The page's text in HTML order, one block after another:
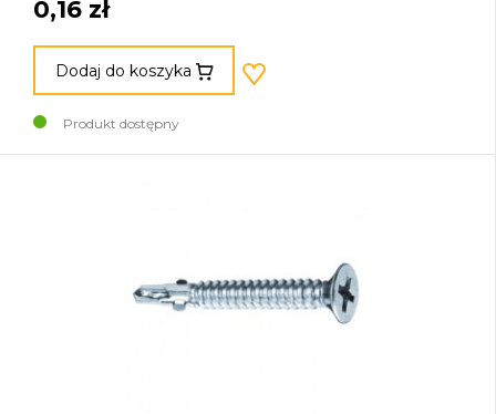
0,16 zł
Dodaj do koszyka
Produkt dostępny